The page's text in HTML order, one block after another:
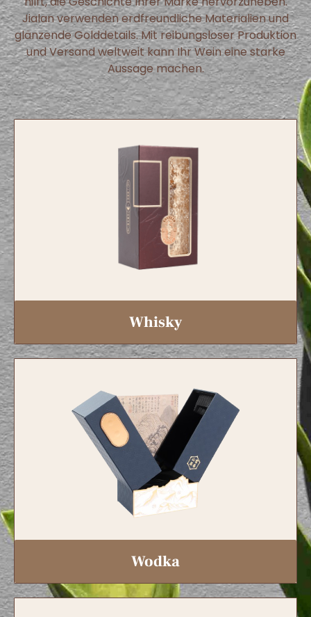
Jialan verwenden erdfreundliche Materialien und
glänzende Golddetails. Mit reibungsloser Produktion
und Versand weltweit kann Ihr Wein eine starke
Aussage machen.
Whisky
Wodka